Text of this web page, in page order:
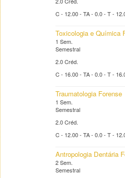
C - 12.00 - TA - 0.0 - T -
Toxicologia e Química
1 Sem.
Semestral
2.0 Créd.
C - 16.00 - TA - 0.0 - T -
Traumatologia Forense
1 Sem.
Semestral
2.0 Créd.
C - 12.00 - TA - 0.0 - T -
Antropologia Dentária
2 Sem.
Semestral